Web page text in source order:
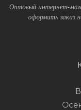
Оптовый интернет-
оформить заказ